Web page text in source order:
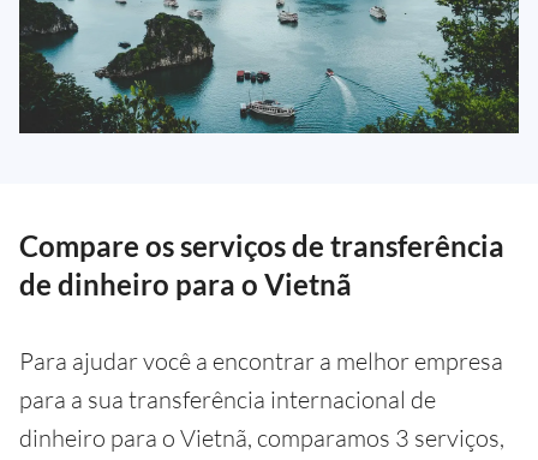
Compare os serviços de transferência
de dinheiro para o Vietnã
Para ajudar você a encontrar a melhor empresa
para a sua transferência internacional de
dinheiro para o Vietnã, comparamos 3 serviços,